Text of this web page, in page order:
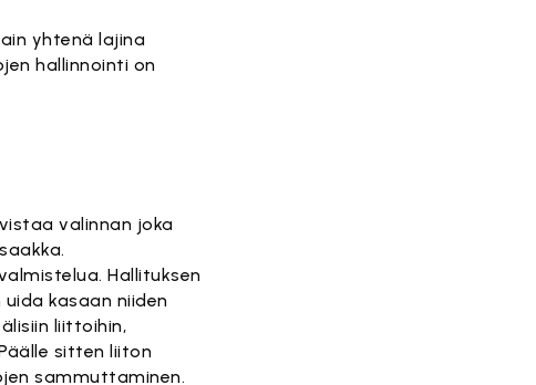
yhtenä lajina
hallinnointi on
valinnan joka
Hallituksen
kasaan niiden
liittoihin,
sitten liiton
sammuttaminen.